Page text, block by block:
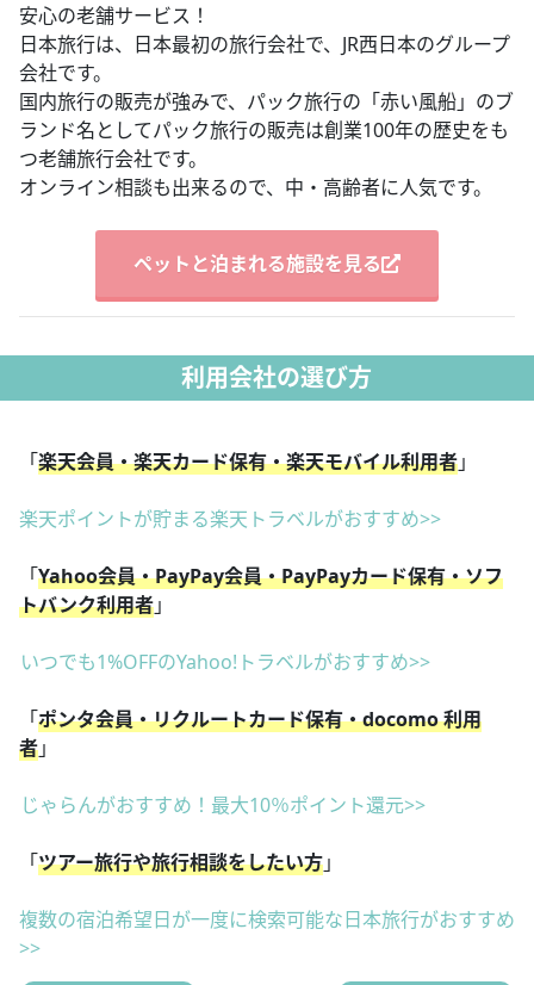
安心の老舗サービス！
日本旅行は、日本最初の旅行会社で、JR西日本のグループ
会社です。
国内旅行の販売が強みで、パック旅行の「赤い風船」のブ
ランド名としてパック旅行の販売は創業100年の歴史をも
つ老舗旅行会社です。
オンライン相談も出来るので、中・高齢者に人気です。
ペットと泊まれる施設を見る
利用会社の選び方
「楽天会員・楽天カード保有・楽天モバイル利用者」
楽天ポイントが貯まる楽天トラベルがおすすめ>>
「Yahoo会員・PayPay会員・PayPayカード保有・ソフ
トバンク利用者」
いつでも1%OFFのYahoo!トラベルがおすすめ>>
「ポンタ会員・リクルートカード保有・docomo 利用
者」
じゃらんがおすすめ！最大10％ポイント還元>>
「ツアー旅行や旅行相談をしたい方」
複数の宿泊希望日が一度に検索可能な日本旅行がおすすめ
>>